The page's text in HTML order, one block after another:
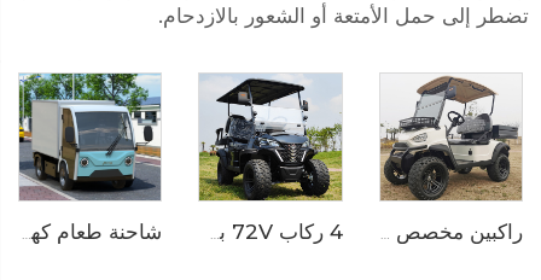
تضطر إلى حمل الأمتعة أو الشعور بالازدحام.
شاحنة طعام كهربائية لمنتجعات LS6011HR